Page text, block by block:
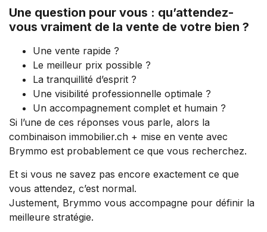
Une question pour vous : qu’attendez-
vous vraiment de la vente de votre bien ?
Une vente rapide ?
Le meilleur prix possible ?
La tranquillité d’esprit ?
Une visibilité professionnelle optimale ?
Un accompagnement complet et humain ?
Si l’une de ces réponses vous parle, alors la
combinaison immobilier.ch + mise en vente avec
Brymmo est probablement ce que vous recherchez.
Et si vous ne savez pas encore exactement ce que
vous attendez, c’est normal.
Justement, Brymmo vous accompagne pour définir la
meilleure stratégie.